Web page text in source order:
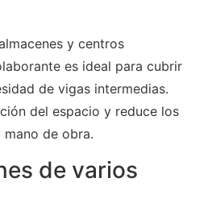
y centros
es ideal para cubrir
de vigas intermedias.
del espacio y reduce los
de obra.
de varios